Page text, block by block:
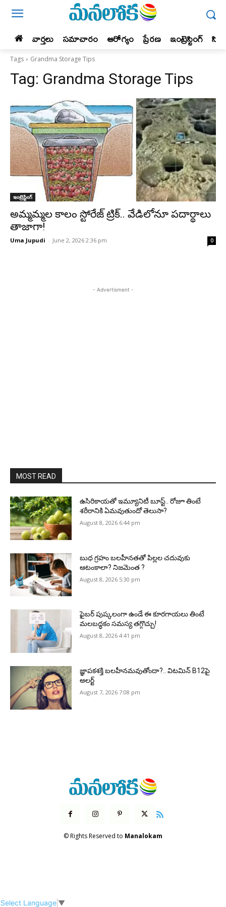
వార్తలు సమాచారం ఆరోగ్యం ప్రేర‌ణ‌ ఇంట్రెస్టింగ్‌
Tags Grandma Storage Tips
Tag: Grandma Storage Tips
ఇంట్రెస్టింగ్‌
అమ్మమ్మల కాలం స్టోరేజ్ ట్రిక్.. వేడిలోనూ పదార్థాలు
తాజాగా!
Uma Jupudi - June 2, 2026 2:36 pm 0
- Advertisment -
MOST READ
ఉసిరికాయతో ఇమ్యూనిటీ బూస్ట్‌.. రోజూ తింటే
శరీరానికి ఏమవుతుందో తెలుసా?
August 8, 2026 6:44 pm
బుధ గ్రహం బలహీనతతో పిల్లల చదువుకు
ఆటంకాలా? నిజమెంత ?
August 8, 2026 5:30 pm
ఫైబర్‌ పుష్కలంగా ఉండే ఈ కూరగాయలు తింటే
మలబద్ధకం సమస్య తగ్గొచ్చు!
August 8, 2026 4:41 pm
జ్ఞాపకశక్తి బలహీనమవుతోందా?.. విటమిన్ B12పై
అలర్ట్
August 7, 2026 7:08 pm
© Rights Reserved to Manalokam
Select Language ▼